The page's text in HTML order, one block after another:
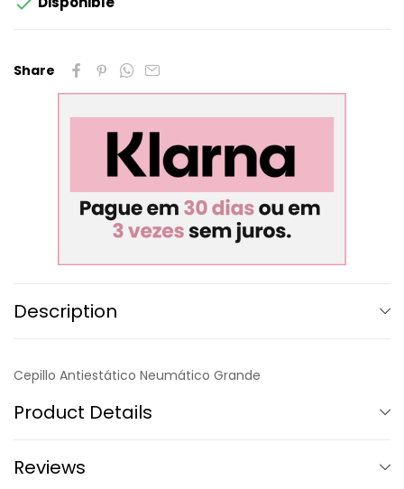
Share
Description
Cepillo Antiestático Neumático Grande
Product Details
Reviews